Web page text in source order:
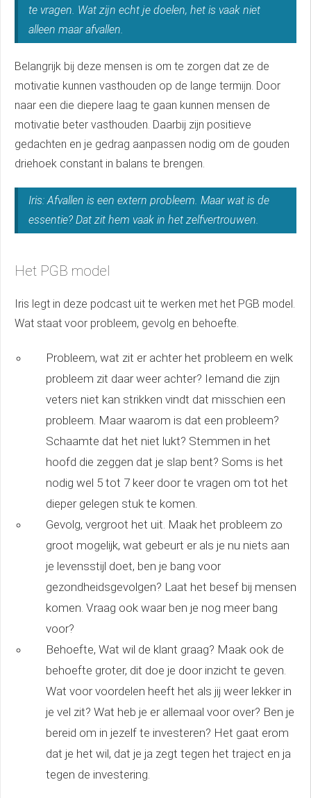
te vragen. Wat zijn echt je doelen, het is vaak niet
alleen maar afvallen.
Belangrijk bij deze mensen is om te zorgen dat ze de
motivatie kunnen vasthouden op de lange termijn. Door
naar een die diepere laag te gaan kunnen mensen de
motivatie beter vasthouden. Daarbij zijn positieve
gedachten en je gedrag aanpassen nodig om de gouden
driehoek constant in balans te brengen.
Iris: Afvallen is een extern probleem. Maar wat is de
essentie? Dat zit hem vaak in het zelfvertrouwen.
Het PGB model
Iris legt in deze podcast uit te werken met het PGB model.
Wat staat voor probleem, gevolg en behoefte.
Probleem, wat zit er achter het probleem en welk
probleem zit daar weer achter? Iemand die zijn
veters niet kan strikken vindt dat misschien een
probleem. Maar waarom is dat een probleem?
Schaamte dat het niet lukt? Stemmen in het
hoofd die zeggen dat je slap bent? Soms is het
nodig wel 5 tot 7 keer door te vragen om tot het
dieper gelegen stuk te komen.
Gevolg, vergroot het uit. Maak het probleem zo
groot mogelijk, wat gebeurt er als je nu niets aan
je levensstijl doet, ben je bang voor
gezondheidsgevolgen? Laat het besef bij mensen
komen. Vraag ook waar ben je nog meer bang
voor?
Behoefte, Wat wil de klant graag? Maak ook de
behoefte groter, dit doe je door inzicht te geven.
Wat voor voordelen heeft het als jij weer lekker in
je vel zit? Wat heb je er allemaal voor over? Ben je
bereid om in jezelf te investeren? Het gaat erom
dat je het wil, dat je ja zegt tegen het traject en ja
tegen de investering.